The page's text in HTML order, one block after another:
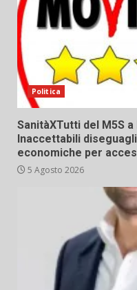
Politica
SanitàXTutti del M5S
Inaccettabili
economiche per
5 Agosto 2026